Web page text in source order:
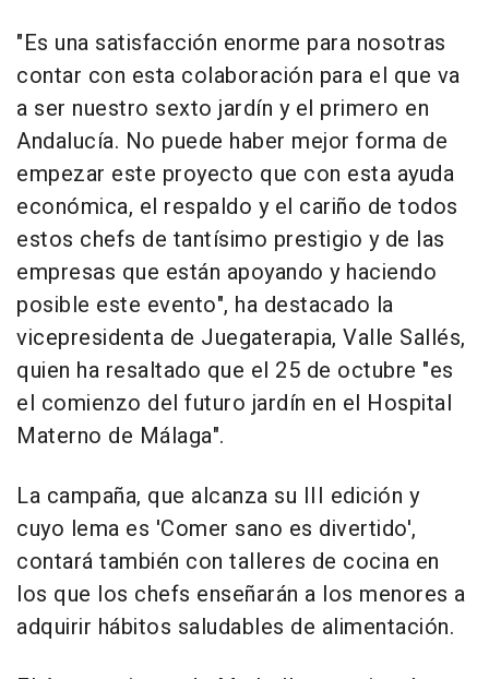
"Es una satisfacción enorme para nosotras
contar con esta colaboración para el que va
a ser nuestro sexto jardín y el primero en
Andalucía. No puede haber mejor forma de
empezar este proyecto que con esta ayuda
económica, el respaldo y el cariño de todos
estos chefs de tantísimo prestigio y de las
empresas que están apoyando y haciendo
posible este evento", ha destacado la
vicepresidenta de Juegaterapia, Valle Sallés,
quien ha resaltado que el 25 de octubre "es
el comienzo del futuro jardín en el Hospital
Materno de Málaga".
La campaña, que alcanza su III edición y
cuyo lema es 'Comer sano es divertido',
contará también con talleres de cocina en
los que los chefs enseñarán a los menores a
adquirir hábitos saludables de alimentación.